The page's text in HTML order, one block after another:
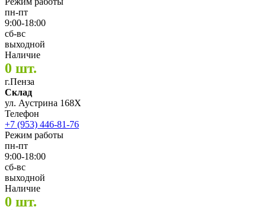
пн-пт
9:00-18:00
сб-вс
выходной
Наличие
0 шт.
г.Пенза
Склад
ул. Аустрина 168Х
Телефон
+7 (953) 446-81-76
Режим работы
пн-пт
9:00-18:00
сб-вс
выходной
Наличие
0 шт.